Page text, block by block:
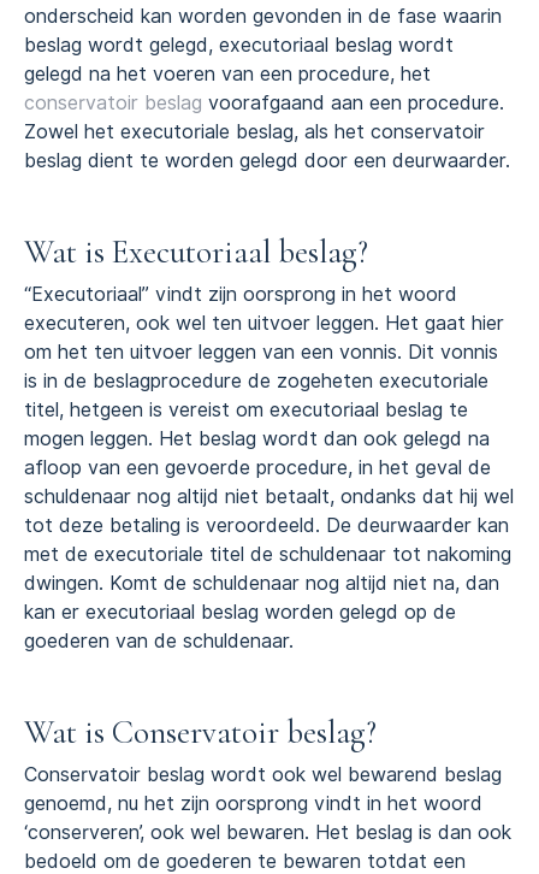
onderscheid kan worden gevonden in de fase waarin
beslag wordt gelegd, executoriaal beslag wordt
gelegd na het voeren van een procedure, het
conservatoir beslag voorafgaand aan een procedure.
Zowel het executoriale beslag, als het conservatoir
beslag dient te worden gelegd door een deurwaarder.
Wat is Executoriaal beslag?
“Executoriaal” vindt zijn oorsprong in het woord
executeren, ook wel ten uitvoer leggen. Het gaat hier
om het ten uitvoer leggen van een vonnis. Dit vonnis
is in de beslagprocedure de zogeheten executoriale
titel, hetgeen is vereist om executoriaal beslag te
mogen leggen. Het beslag wordt dan ook gelegd na
afloop van een gevoerde procedure, in het geval de
schuldenaar nog altijd niet betaalt, ondanks dat hij wel
tot deze betaling is veroordeeld. De deurwaarder kan
met de executoriale titel de schuldenaar tot nakoming
dwingen. Komt de schuldenaar nog altijd niet na, dan
kan er executoriaal beslag worden gelegd op de
goederen van de schuldenaar.
Wat is Conservatoir beslag?
Conservatoir beslag wordt ook wel bewarend beslag
genoemd, nu het zijn oorsprong vindt in het woord
‘conserveren’, ook wel bewaren. Het beslag is dan ook
bedoeld om de goederen te bewaren totdat een